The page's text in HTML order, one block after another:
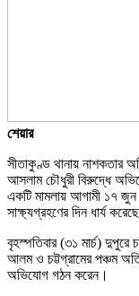
শেয়ার
সীতাকুণ্ড থানায় নাশকতার
আসলাম চৌধুরী বিরুদ্ধে
একটি মামলায় আগামী ১৭
সাক্ষ্যগ্রহণের দিন ধার্য
বৃহস্পতিবার (৩১ মার্চ) দুপুরে
আলম ও চট্টগ্রামের পঞ্চম
অভিযোগ গঠন করেন।